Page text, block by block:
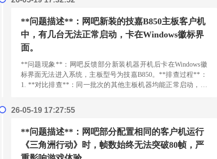
**问题描述**：网吧新装的技嘉B850主板客户机
中，有几台无法正常启动，卡在Windows徽标界
面。
**问题现象**：网吧反馈部分新装机器开机后卡在Windows徽
标界面无法进入系统，主板型号为技嘉B850。**排查过程**：
1. **对比排查**：同一批次的其他主板机器均能正常启动，排
26-05-19 17:27:55
**问题描述**：网吧部分配置相同的客户机运行
《三角洲行动》时，帧数始终无法突破80帧，严